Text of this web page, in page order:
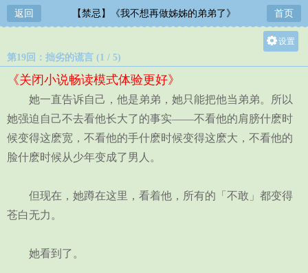
返回 【禁忌】《我不想再做姊姊的弟弟了》 首页
设置
中
小
第19回：拙劣的谎言 (1 / 5)
《关闭小说畅读模式体验更好》
她一直告诉自己，他是弟弟，她只能把他当弟弟。所以
她强迫自己不去看他长大了的事实——不看他的肩膀什麽时
候变得这麽宽，不看他的手什麽时候变得这麽大，不看他的
脸什麽时候从少年变成了男人。
但现在，她蹲在这里，看着他，所有的「不敢」都变得
苍白无力。
她看到了。